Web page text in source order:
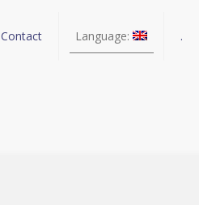
Contact Language: .